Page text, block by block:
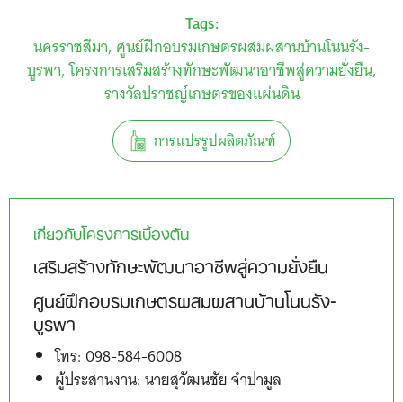
Tags:
นครราชสีมา ศูนย์ฝึกอบรมเกษตรผสมผสานบ้านโนนรัง-
บูรพา โครงการเสริมสร้างทักษะพัฒนาอาชีพสู่ความยั่งยืน
รางวัลปราชญ์เกษตรของแผ่นดิน
การแปรรูปผลิตภัณฑ์
เกี่ยวกับโครงการเบื้องต้น
เสริมสร้างทักษะพัฒนาอาชีพสู่ความยั่งยืน
ศูนย์ฝึกอบรมเกษตรผสมผสานบ้านโนนรัง-
บูรพา
โทร: 098-584-6008
ผู้ประสานงาน: นายสุวัฒนชัย จำปามูล